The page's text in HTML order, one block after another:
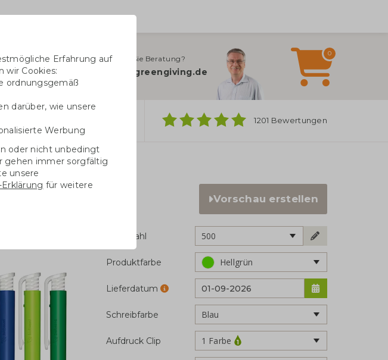
Benötigen Sie Beratung?
info@greengiving.de
0
1201 Bewertungen
Vorschau erstellen
Stückzahl 500
Produktfarbe Hellgrün
Lieferdatum
Schreibfarbe
Aufdruck Clip 1 Farbe
Erfahrung auf
wir Cookies:
ordnungsgemäß
darüber, wie unsere
Werbung
oder nicht unbedingt
gehen immer sorgfältig
unsere
für weitere